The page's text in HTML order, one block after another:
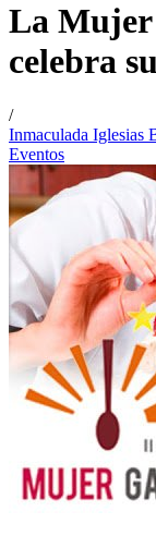
La Mujer
celebra
/
Inmaculada Iglesias
Eventos